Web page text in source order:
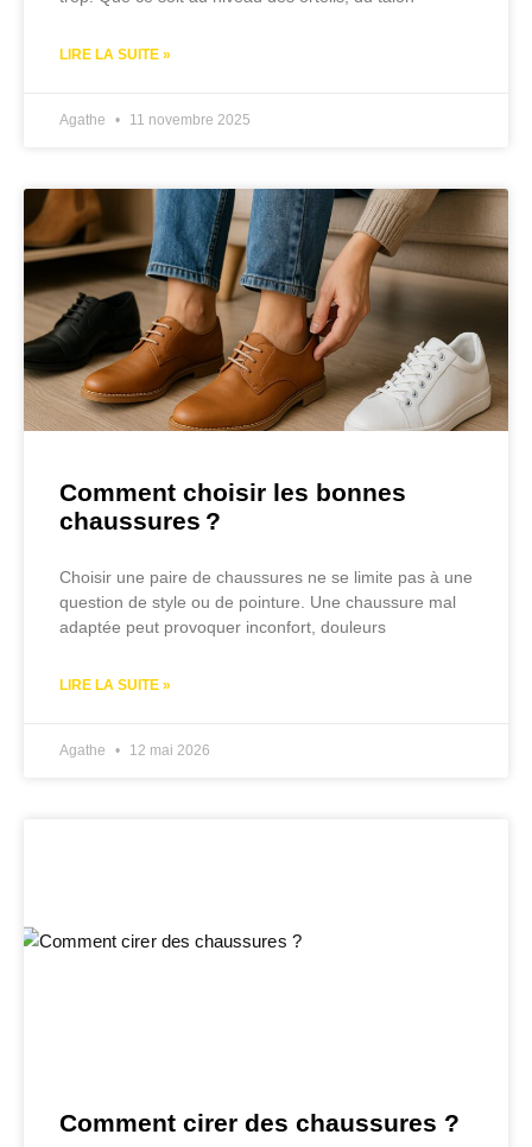
LIRE LA SUITE »
Agathe 11 novembre 2025
Comment choisir les bonnes
chaussures ?
Choisir une paire de chaussures ne se limite pas à une
question de style ou de pointure. Une chaussure mal
adaptée peut provoquer inconfort, douleurs
LIRE LA SUITE »
Agathe 12 mai 2026
Comment cirer des chaussures ?